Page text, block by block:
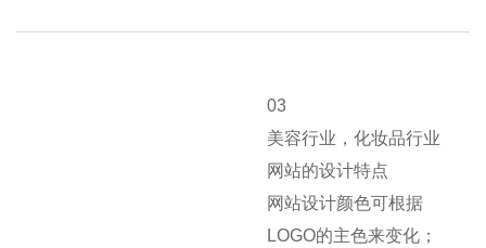
03
美容行业，化妆品行业
网站的设计特点
网站设计颜色可根据
LOGO的主色来变化；